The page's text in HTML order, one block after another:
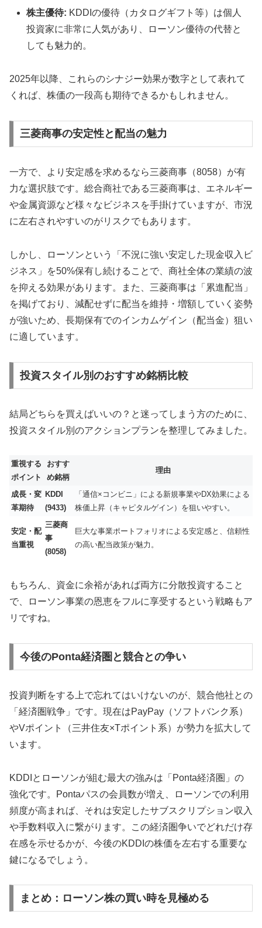
株主優待: KDDIの優待（カタログギフト等）は個人
投資家に非常に人気があり、ローソン優待の代替と
しても魅力的。
2025年以降、これらのシナジー効果が数字として表れて
くれば、株価の一段高も期待できるかもしれません。
三菱商事の安定性と配当の魅力
一方で、より安定感を求めるなら三菱商事（8058） が有
力な選択肢です。総合商社である三菱商事は、エネルギー
や金属資源など様々なビジネスを手掛けていますが、市況
に左右されやすいのがリスクでもあります。
しかし、ローソンという「不況に強い安定した現金収入ビ
ジネス」を50%保有し続けることで、商社全体の業績の波
を抑える効果があります。また、三菱商事は「累進配当」
を掲げており、減配せずに配当を維持・増額していく姿勢
が強いため、長期保有でのインカムゲイン（配当金）狙い
に適しています。
投資スタイル別のおすすめ銘柄比較
結局どちらを買えばいいの？と迷ってしまう方のために、
投資スタイル別のアクションプランを整理してみました。
重視する
ポイント
おすす
め銘柄
理由
成長・変
革期待
KDDI
(9433)
「通信×コンビニ」による新規事業やDX効果による
株価上昇（キャピタルゲイン）を狙いやすい。
安定・配
当重視
三菱商
事
(8058)
巨大な事業ポートフォリオによる安定感と、信頼性
の高い配当政策が魅力。
もちろん、資金に余裕があれば両方に分散投資すること
で、ローソン事業の恩恵をフルに享受するという戦略もア
リですね。
今後のPonta経済圏と競合との争い
投資判断をする上で忘れてはいけないのが、競合他社との
「経済圏戦争」です。現在はPayPay（ソフトバンク系）
やVポイント（三井住友×Tポイント系）が勢力を拡大して
います。
KDDIとローソンが組む最大の強みは「Ponta経済圏」の
強化です。Pontaパスの会員数が増え、ローソンでの利用
頻度が高まれば、それは安定したサブスクリプション収入
や手数料収入に繋がります。この経済圏争いでどれだけ存
在感を示せるかが、今後のKDDIの株価を左右する重要な
鍵になるでしょう。
まとめ：ローソン株の買い時を見極める